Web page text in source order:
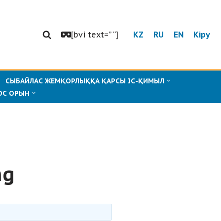
[bvi text=” “] KZ RU EN Кіру
СЫБАЙЛАС ЖЕМҚОРЛЫҚҚА ҚАРСЫ ІС-ҚИМЫЛ
ОРЫН